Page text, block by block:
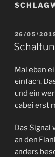
AM
26/05/
Mal eben
einfach.
und ein
dabei erst
Das Signal
an den
anders